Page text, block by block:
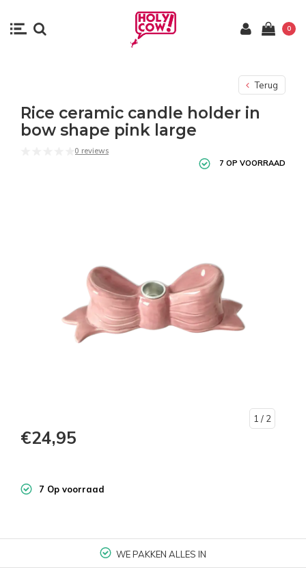
0
Terug
Rice ceramic candle holder in
bow shape pink large
0 reviews
7 OP VOORRAAD
1 / 2
€24,95
7 Op voorraad
WE PAKKEN ALLES IN